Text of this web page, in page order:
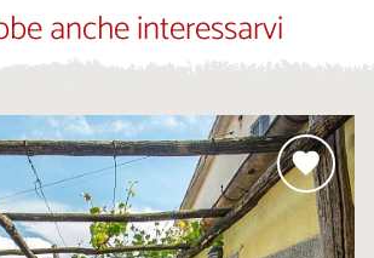
anche interessarvi